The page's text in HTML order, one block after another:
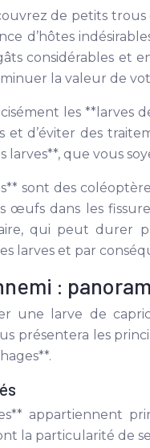
de petits
d’hôtes
considérables et
la valeur de
les **larves
d’éviter des
larves**, que vous
sont des
œufs dans les
qui peut durer
larves et par
:
une larve de
présentera les
appartiennent
la particularité de